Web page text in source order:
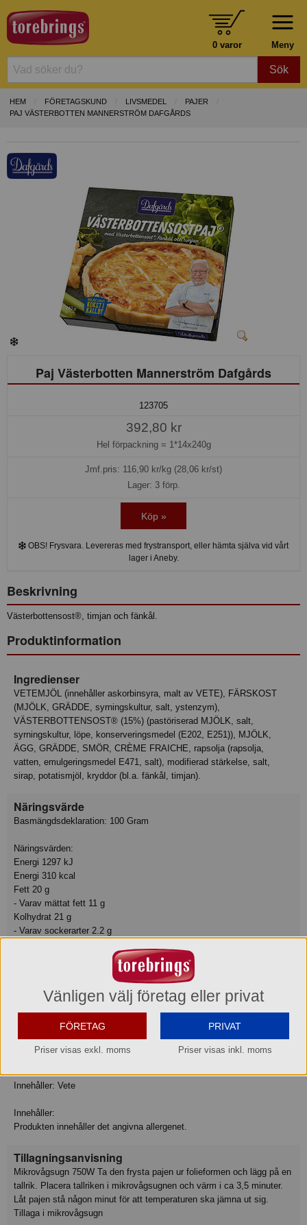
Meny
0 varor
Sök
HEM FÖRETAGSKUND LIVSMEDEL
PAJER
PAJ VÄSTERBOTTEN MANNERSTRÖM DAFGÅRDS
Paj Västerbotten Mannerström Dafgårds
123705
392,80 kr
Hel förpackning = 1*14x240g
Jmf.pris: 116,90 kr/kg (28,06 kr/st)
Lager: 3 förp.
Köp »
OBS! Frysvara. Levereras med frystransport, eller hämta själva vid vårt
lager i Aneby.
Beskrivning
Västerbottensost®, timjan och fänkål.
Produktinformation
Ingredienser
VETEMJÖL (innehåller askorbinsyra, malt av VETE), FÄRSKOST
(MJÖLK, GRÄDDE, syrningskultur, salt, ystenzym),
VÄSTERBOTTENSOST® (15%) (pastöriserad MJÖLK, salt,
syrningskultur, löpe, konserveringsmedel (E202, E251)), MJÖLK,
ÄGG, GRÄDDE, SMÖR, CRÈME FRAICHE, rapsolja (rapsolja,
vatten, emulgeringsmedel E471, salt), modifierad stärkelse, salt,
sirap, potatismjöl, kryddor (bl.a. fänkål, timjan).
Näringsvärde
Basmängdsdeklaration: 100 Gram
Näringsvärden:
Energi 1297 kJ
Energi 310 kcal
Fett 20 g
- Varav mättat fett 11 g
Kolhydrat 21 g
- Varav sockerarter 2.2 g
Allergiinfo
Innehåller: Laktos
Innehåller: Mjölk
Innehåller: Korn
Innehåller: Vete
Innehåller:
Produkten innehåller det angivna allergenet.
Tillagningsanvisning
Mikrovågsugn 750W Ta den frysta pajen ur folieformen och lägg på en
tallrik. Placera tallriken i mikrovågsugnen och värm i ca 3,5 minuter.
Låt pajen stå någon minut för att temperaturen ska jämna ut sig.
Tillaga i mikrovågsugn
Vänligen välj företag eller privat
FÖRETAG
Priser visas exkl. moms
PRIVAT
Priser visas inkl. moms